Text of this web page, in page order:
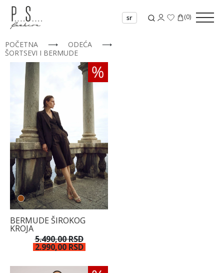
sr (0)
34
36
42
POČETNA ⟶ ODEĆA
⟶
ŠORTSEVI I BERMUDE
BERMUDE ŠIROKOG
KROJA
5.490,00 RSD
2.990,00 RSD